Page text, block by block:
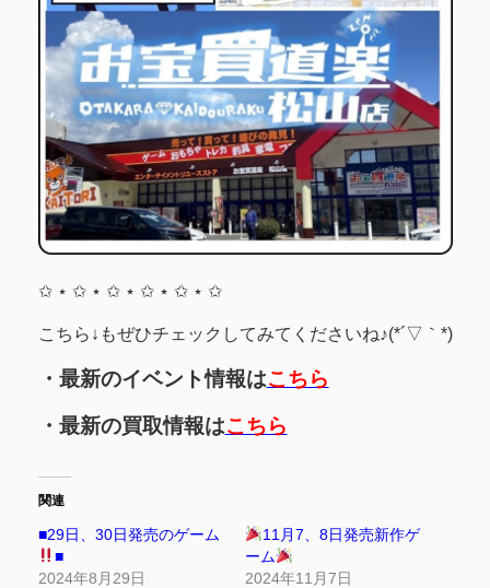
✩ ⋆ ✩ ⋆ ✩ ⋆ ✩ ⋆ ✩ ⋆ ✩
こちら↓もぜひチェックしてみてくださいね♪(*´▽｀*)
・最新のイベント情報はこちら
・最新の買取情報はこちら
関連
■29日、30日発売のゲーム
■
2024年8月29日
11月7、8日発売新作ゲ
ーム
2024年11月7日